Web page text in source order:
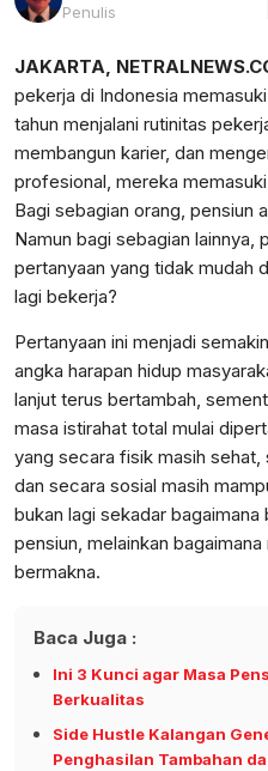
Penulis
JAKARTA,
pekerja di Indonesia
tahun menjalani rutinitas
membangun karier, dan
profesional, mereka
Bagi sebagian orang, pensiun
Namun bagi sebagian lainnya,
pertanyaan yang tidak mudah
lagi bekerja?
Pertanyaan ini menjadi
angka harapan hidup
lanjut terus bertambah,
masa istirahat total mulai
yang secara fisik masih
dan secara sosial masih
bukan lagi sekadar
pensiun, melainkan
bermakna.
Baca Juga :
Ini 3 Kunci agar Masa
Berkualitas
Side Hustle Kalangan
Penghasilan Tambahan